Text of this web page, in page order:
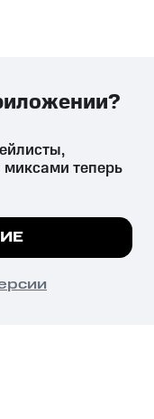
вред здоровью,
установленную
все
теперь